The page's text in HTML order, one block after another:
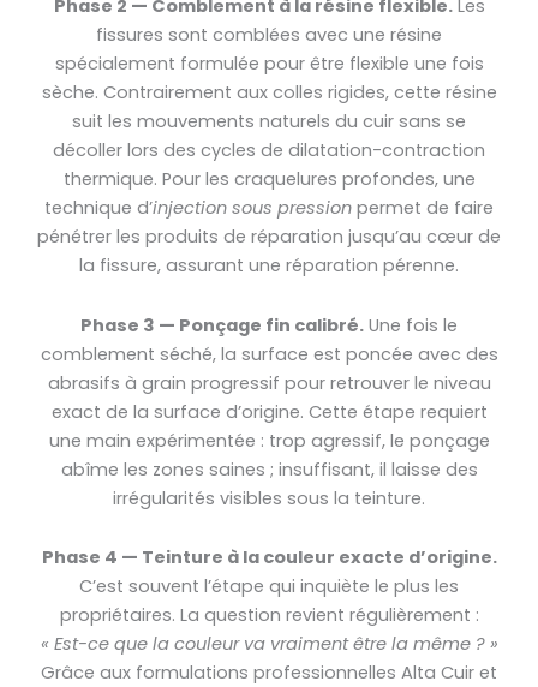
Phase 2 — Comblement à la résine flexible.Les
fissures sont comblées avec une résine
spécialement formulée pour être flexible une fois
sèche. Contrairement aux colles rigides, cette résine
suit les mouvements naturels du cuir sans se
décoller lors des cycles de dilatation-contraction
thermique. Pour les craquelures profondes, une
technique d’injection sous pression permet de faire
pénétrer les produits de réparation jusqu’au cœur de
la fissure, assurant une réparation pérenne.
Phase 3 — Ponçage fin calibré. Une fois le
comblement séché, la surface est poncée avec des
abrasifs à grain progressif pour retrouver le niveau
exact de la surface d’origine. Cette étape requiert
une main expérimentée : trop agressif, le ponçage
abîme les zones saines ; insuffisant, il laisse des
irrégularités visibles sous la teinture.
Phase 4 — Teinture à la couleur exacte d’origine.
C’est souvent l’étape qui inquiète le plus les
propriétaires. La question revient régulièrement :
« Est-ce que la couleur va vraiment être la même ? »
Grâce aux formulations professionnelles Alta Cuir et